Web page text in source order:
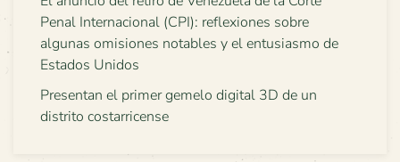
Penal Internacional (CPI): reflexiones sobre
algunas omisiones notables y el entusiasmo de
Estados Unidos
Presentan el primer gemelo digital 3D de un
distrito costarricense